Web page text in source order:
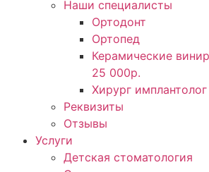
Наши специалисты
Ортодонт
Ортопед
Керамические
25 000р.
Хирург имплантолог
Реквизиты
Отзывы
Услуги
Детская стоматология